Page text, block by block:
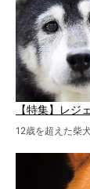
【特集】レジ
12歳を超えた柴